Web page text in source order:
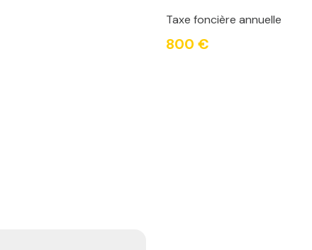
Taxe foncière annuelle
800 €